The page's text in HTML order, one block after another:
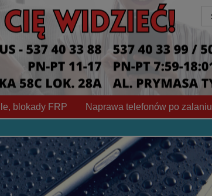
blokady FRP Naprawa telefonów po zalaniu